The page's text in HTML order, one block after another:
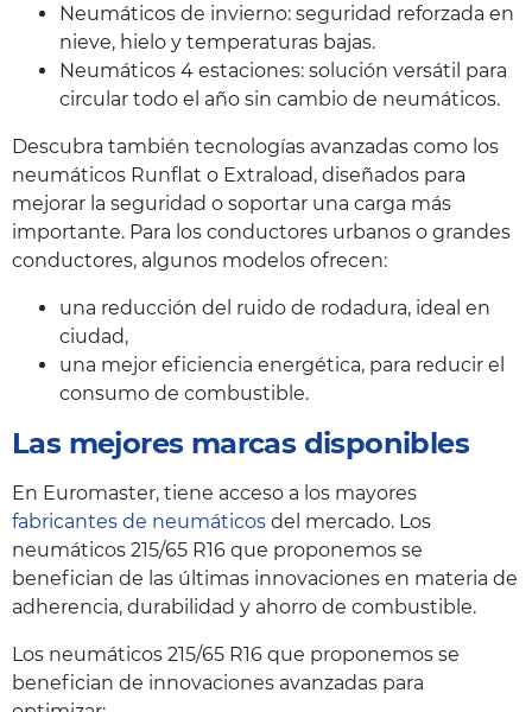
Neumáticos de invierno: seguridad reforzada en
nieve, hielo y temperaturas bajas.
Neumáticos 4 estaciones: solución versátil para
circular todo el año sin cambio de neumáticos.
Descubra también tecnologías avanzadas como los
neumáticos Runflat o Extraload, diseñados para
mejorar la seguridad o soportar una carga más
importante. Para los conductores urbanos o grandes
conductores, algunos modelos ofrecen:
una reducción del ruido de rodadura, ideal en
ciudad,
una mejor eficiencia energética, para reducir el
consumo de combustible.
Las mejores marcas disponibles
En Euromaster, tiene acceso a los mayores
fabricantes de neumáticos del mercado. Los
neumáticos 215/65 R16 que proponemos se
benefician de las últimas innovaciones en materia de
adherencia, durabilidad y ahorro de combustible.
Los neumáticos 215/65 R16 que proponemos se
benefician de innovaciones avanzadas para